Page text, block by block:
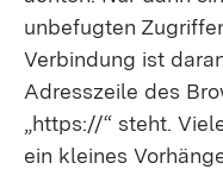
unbefugten
Verbindung ist
Adresszeile des
„https://“ steht.
ein kleines